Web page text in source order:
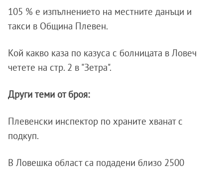
105 % е изпълнението на местните данъци и
такси в Община Плевен.
Кой какво каза по казуса с болницата в Ловеч
четете на стр. 2 в "Зетра".
Други теми от броя:
Плевенски инспектор по храните хванат с
подкуп.
В Ловешка област са подадени близо 2500